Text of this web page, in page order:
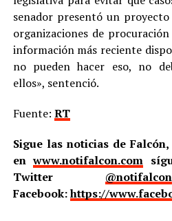
senador presentó un
organizaciones de
información más reciente
no pueden hacer eso, no
ellos», sentenció.
Fuente: RT
Sigue las noticias de
enwww.notifalcon.com
Twitter @notifalcon
Facebook:https://